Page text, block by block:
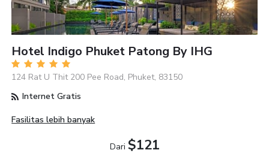
Hotel Indigo Phuket Patong By IHG
124 Rat U Thit 200 Pee Road, Phuket, 83150
Internet Gratis
Fasilitas lebih banyak
Dari $121